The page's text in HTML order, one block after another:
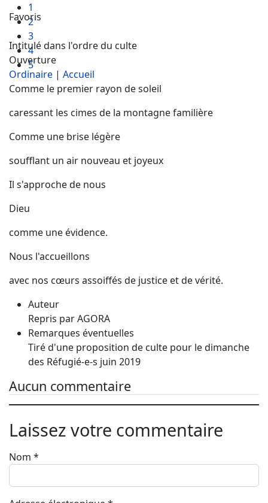
1
2
3
4
5
Favoris
Intitulé dans l'ordre du culte
Ouverture
Ordinaire | Accueil
Comme le premier rayon de soleil
caressant les cimes de la montagne familière
Comme une brise légère
soufflant un air nouveau et joyeux
Il s'approche de nous
Dieu
comme une évidence.
Nous l'accueillons
avec nos cœurs assoiffés de justice et de vérité.
Auteur
Repris par AGORA
Remarques éventuelles
Tiré d'une proposition de culte pour le dimanche
des Réfugié-e-s juin 2019
Aucun commentaire
Laissez votre commentaire
Nom *